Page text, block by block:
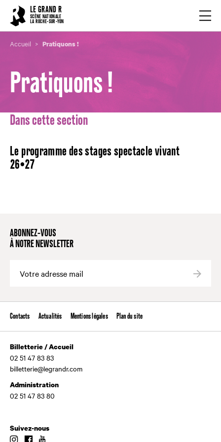
LE GRAND R
SCÈNE NATIONALE
LA ROCHE-SUR-YON
Accueil Pratiquons !
Pratiquons !
Dans cette section
Le programme des stages spectacle vivant
26•27
ABONNEZ-VOUS
À NOTRE NEWSLETTER
Contacts Actualités Mentions légales Plan du site
Billetterie / Accueil
02 51 47 83 83
billetterie@legrandr.com
Administration
02 51 47 83 80
Suivez-nous
Cookies management panel